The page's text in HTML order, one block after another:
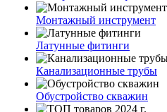
Монтажный инструмент
Латунные фитинги
Канализационные трубы
Обустройство скважин